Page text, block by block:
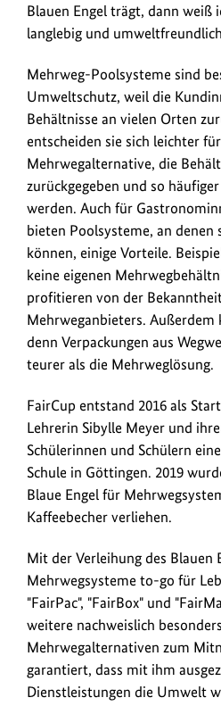
Blauen Engel trägt, dann weiß
langlebig und
Mehrweg-Poolsysteme sind
Umweltschutz, weil die
Behältnisse an vielen Orten
entscheiden sie sich leichter
Mehrwegalternative, die
zurückgegeben und so
werden. Auch für
bieten Poolsysteme, an denen
können, einige Vorteile.
keine eigenen
profitieren von der
Mehrweganbieters. Außerdem
denn Verpackungen aus
teurer als die Mehrweglösung.
FairCup entstand 2016 als
Lehrerin Sibylle Meyer und
Schülerinnen und Schülern
Schule in Göttingen. 2019
Blaue Engel für
Kaffeebecher verliehen.
Mit der Verleihung des Blauen
Mehrwegsysteme to-go für
"FairPac", "FairBox" und
weitere nachweislich
Mehrwegalternativen zum
garantiert, dass mit ihm
Dienstleistungen die Umwelt